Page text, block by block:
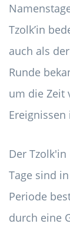
Tzolk’in
auch als
Runde
um die Zeit
Der
Tage sind
Periode
durch eine